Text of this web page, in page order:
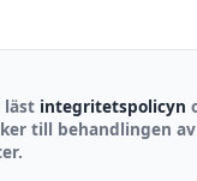
läst integritetspolicyn
till behandlingen